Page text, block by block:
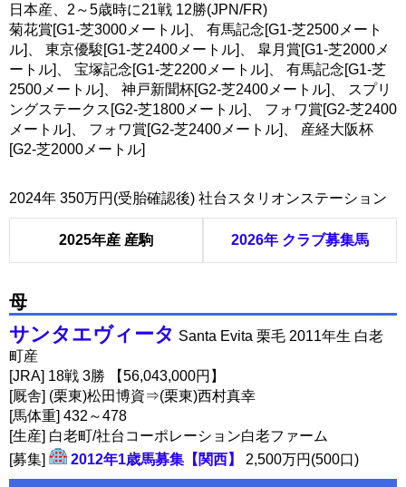
日本産、2～5歳時に21戦 12勝(JPN/FR)
菊花賞[G1-芝3000メートル]、 有馬記念[G1-芝2500メート
ル]、 東京優駿[G1-芝2400メートル]、 皐月賞[G1-芝2000メ
ートル]、 宝塚記念[G1-芝2200メートル]、 有馬記念[G1-芝
2500メートル]、 神戸新聞杯[G2-芝2400メートル]、 スプリ
ングステークス[G2-芝1800メートル]、 フォワ賞[G2-芝2400
メートル]、 フォワ賞[G2-芝2400メートル]、 産経大阪杯
[G2-芝2000メートル]
2024年 350万円(受胎確認後) 社台スタリオンステーション
2025年産 産駒 2026年 クラブ募集馬
母
サンタエヴィータ Santa Evita 栗毛 2011年生 白老
町産
[JRA] 18戦 3勝 【56,043,000円】
[厩舎] (栗東)松田博資⇒(栗東)西村真幸
[馬体重] 432～478
[生産] 白老町/社台コーポレーション白老ファーム
[募集]
2012年1歳馬募集【関西】 2,500万円(500口)